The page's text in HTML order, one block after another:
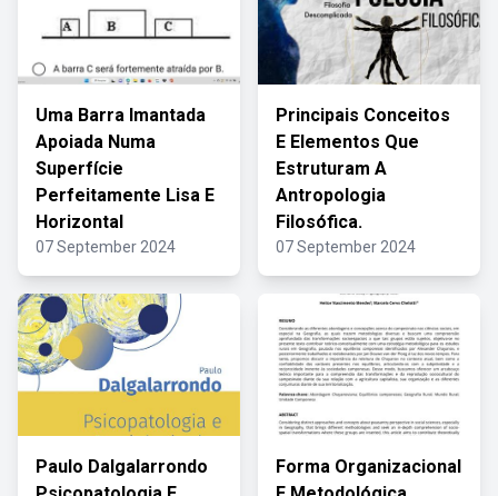
Uma Barra Imantada
Apoiada Numa
Superfície
Perfeitamente Lisa E
Horizontal
07 September 2024
Principais Conceitos
E Elementos Que
Estruturam A
Antropologia
Filosófica.
07 September 2024
Paulo Dalgalarrondo
Forma Organizacional